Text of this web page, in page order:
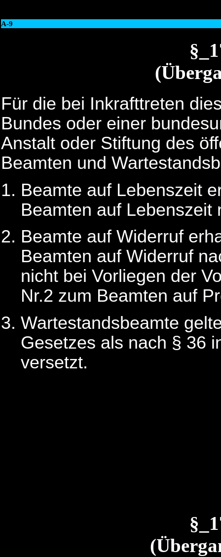
A-9
Für die bei Inkrafttreten
Bundes oder einer
Anstalt oder Stiftung des
Beamten und
Beamte auf Lebenszeit
Beamten auf Lebenszeit
Beamte auf Widerruf
Beamten auf Widerruf
nicht bei Vorliegen der
Nr.2 zum Beamten auf
Wartestandsbeamte
Gesetzes als nach § 36
versetzt.